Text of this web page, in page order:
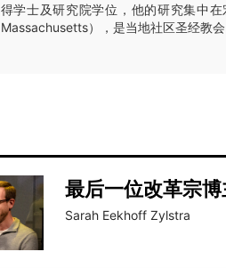
得学士及研究院学位，他的研究集中
Massachusetts），是当地社区圣经教
最后一位改革宗博
Sarah Eekhoff Zylstra